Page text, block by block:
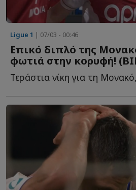
Ligue 1 | 07/03 - 00:46
Επικό διπλό της
φωτιά στην κορυφή!